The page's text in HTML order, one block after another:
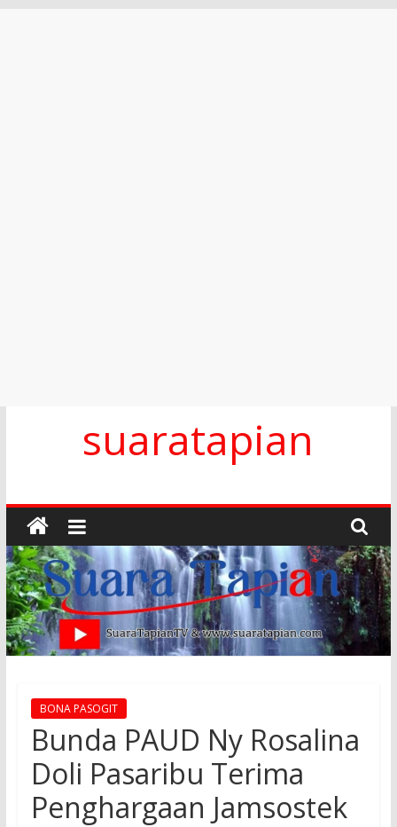
suaratapian
BONA PASOGIT
Bunda PAUD Ny Rosalina
Doli Pasaribu Terima
Penghargaan Jamsostek